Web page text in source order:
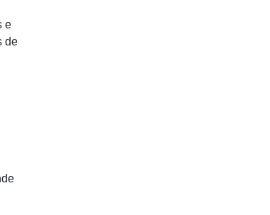
e
de